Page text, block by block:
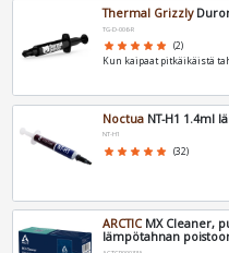
Thermal Grizzly
TG-D-006-R
star star star star star (2)
Kun kaipaat pitkäikäistä
Noctua NT-H1 1.4ml
NT-H1
star star star star star (32)
ARCTICMX Cleaner,
lämpötahnan